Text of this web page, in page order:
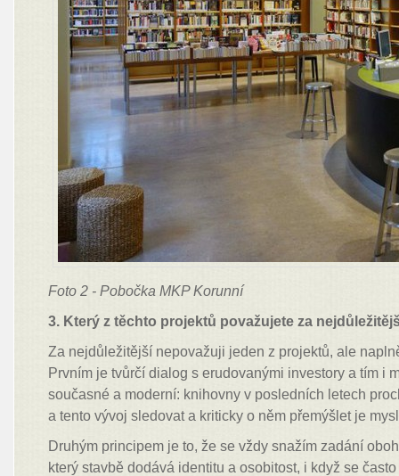
Foto 2 - Pobočka MKP Korunní
3. Který z těchto projektů považujete za
Za nejdůležitější nepovažuji jeden z projektů, ale
Prvním je tvůrčí dialog s erudovanými investory a tím i
současné a moderní: knihovny v posledních letech
a tento vývoj sledovat a kriticky o něm přemýšlet je
Druhým principem je to, že se vždy snažím zadání
který stavbě dodává identitu a osobitost, i když se